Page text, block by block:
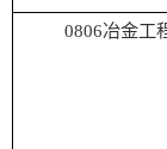
0806冶金工